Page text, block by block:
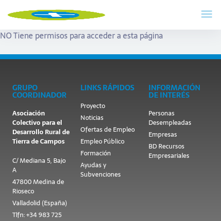
NO Tiene permisos para acceder a esta página
GRUPO
COORDINADOR
Asociación
Colectivo para el
Desarrollo Rural de
Tierra de Campos
C/ Mediana 5, Bajo
A
47800 Medina de
Rioseco
Valladolid (España)
Tlfn: +34 983 725
LINKS RÁPIDOS
Proyecto
Noticias
Ofertas de Empleo
Empleo Público
Formación
Ayudas y
Subvenciones
INFORMACIÓN
DE INTERÉS
Personas
Desempleadas
Empresas
BD Recursos
Empresariales